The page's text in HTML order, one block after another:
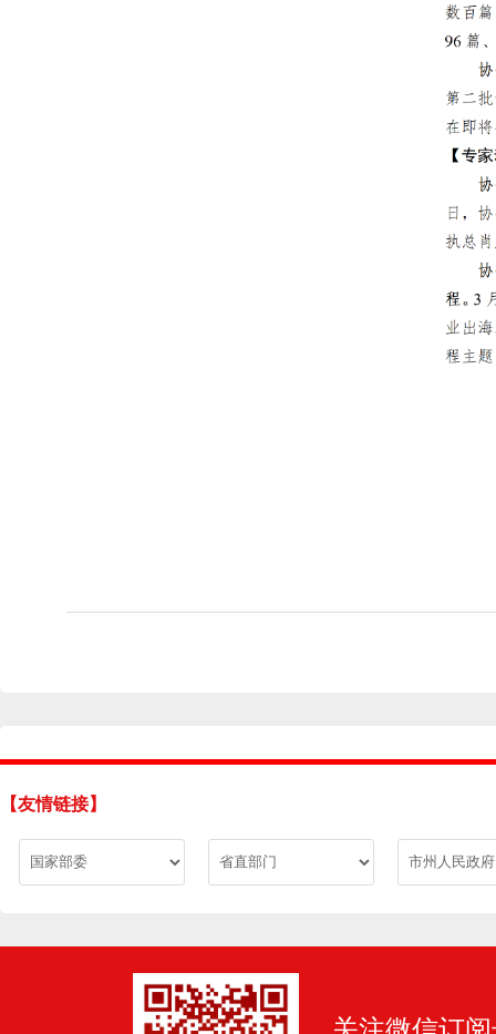
【友情链接】